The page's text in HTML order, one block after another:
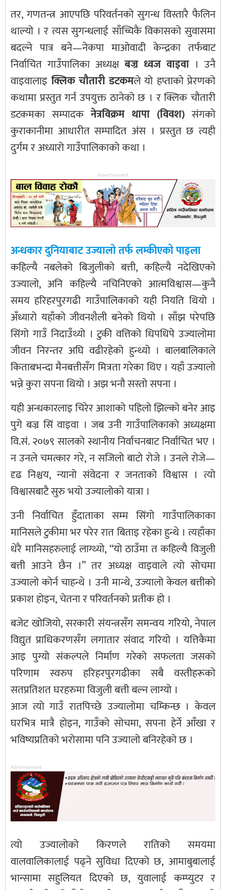
तर, गणतन्त्र आएपछि परिवर्तनको सुगन्ध विस्तारै फैलिन
थाल्यो । र त्यस सुगन्धलाई साँच्चिकै विकासको सुवासमा
बदल्ने पात्र बने—नेकपा माओवादी केन्द्रका तर्फबाट
निर्वाचित गाउँपालिका अध्यक्षबज्र ध्वज वाइवा । उनै
वाइवालाइ क्लिक चौतारी डटकमले यो हप्ताको प्रेरणको
कथामा प्रस्तुत गर्न उपयुक्त ठानेको छ । र क्लिक चौतारी
डटकमका सम्पादकनेत्रविक्रम थापा (विवश) संगको
कुराकानीमा आधारीत सम्पादित अंस । प्रस्तुत छ त्यही
दुर्गम र अध्यारो गाउँपालिकाको कथा ।
Advertisement
अन्धकार दुनियाबाट उज्यालो तर्फ लम्कीएको पाइला
कहिल्यै नबलेको बिजुलीको बत्ती, कहिल्यै नदेखिएको
उज्यालो, अनि कहिल्यै नचिनिएको आत्मविश्वास—कुनै
समय हरिहरपुरगढी गाउँपालिकाको यही नियति थियो ।
अँध्यारो यहाँको जीवनशैली बनेको थियो । साँझ परेपछि
सिंगो गाउँ निदाउँथ्यो । टुकी वत्तिको धिपधिपे उज्यालोमा
जीवन निरन्तर अघि वढीरहेको हुन्थ्यो । बालबालिकाले
किताबभन्दा मैनबत्तीसँग मित्रता गरेका थिए । यहाँ उज्यालो
भन्ने कुरा सपना थियो । अझ भनौ सस्तो सपना ।
यही अन्धकारलाइ चिरेर आशाको पहिलो झिल्को बनेर आइ
पुगे बज्र सिं वाइवा । जब उनी गाउँपालिकाको अध्यक्षमा
वि.सं. २०७९ सालको स्थानीय निर्वाचनबाट निर्वाचित भए ।
न उनले चमत्कार गरे, न सजिलो बाटो रोजे । उनले रोजे—
दृढ निश्चय, न्यानो संवेदना र जनताको विश्वास । त्यो
विश्वासबाटै सुरु भयो उज्यालोको यात्रा ।
उनी निर्वाचित हुँदाताका सम्म सिंगो गाउँपालिकाका
मानिसले टुकीमा भर परेर रात बिताइ रहेका हुन्थे । त्यहाँका
धेरै मानिसहरुलाई लाग्थ्यो, “यो ठाउँमा त कहिल्यै विजुली
बत्ती आउने छैन ।” तर अध्यक्ष वाइवाले त्यो सोचमा
उज्यालो कोर्न चाहन्थे । उनी मान्थे, उज्यालो केवल बत्तीको
प्रकाश होइन, चेतना र परिवर्तनको प्रतीक हो ।
बजेट खोजियो, सरकारी संयन्त्रसँग समन्वय गरियो, नेपाल
विद्युत प्राधिकरणसँग लगातार संवाद गरियो । यत्तिकैमा
आइ पुग्यो संकल्पले निर्माण गरेको सफलता जसको
परिणाम स्वरुप हरिहरपुरगढीका सबै वस्तीहरूको
सतप्रतिशत घरहरुमा विजुली बत्ती बल्न लाग्यो ।
आज त्यो गाउँ रातपिच्छे उज्यालोमा चम्किन्छ । केवल
घरभित्र मात्रै होइन, गाउँको सोचमा, सपना हेर्ने आँखा र
भविष्यप्रतिको भरोसामा पनि उज्यालो बनिरहेको छ ।
Advertisement
त्यो उज्यालोको किरणले रातिको समयमा
वालवालिकालाई पढ्ने सुविधा दिएको छ, आमाबुबालाई
भान्सामा सहुलियत दिएको छ, युवालाई कम्प्युटर र